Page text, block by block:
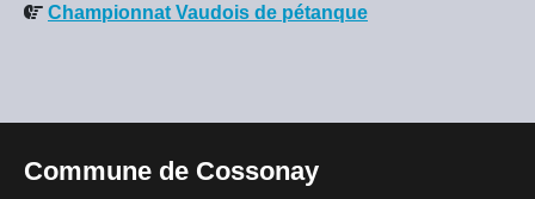
Championnat Vaudois de pétanque
Commune de Cossonay